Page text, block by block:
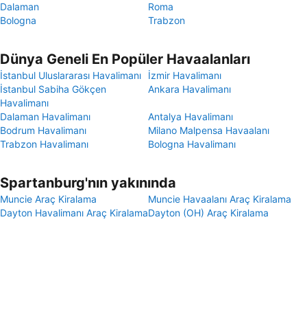
Dalaman
Roma
Bologna
Trabzon
Dünya Geneli En Popüler Havaalanları
İstanbul Uluslararası Havalimanı
İzmir Havalimanı
İstanbul Sabiha Gökçen
Havalimanı
Ankara Havalimanı
Dalaman Havalimanı
Antalya Havalimanı
Bodrum Havalimanı
Milano Malpensa Havaalanı
Trabzon Havalimanı
Bologna Havalimanı
Spartanburg'nın yakınında
Muncie Araç Kiralama
Muncie Havaalanı Araç Kiralama
Dayton Havalimanı Araç KiralamaDayton (OH) Araç Kiralama